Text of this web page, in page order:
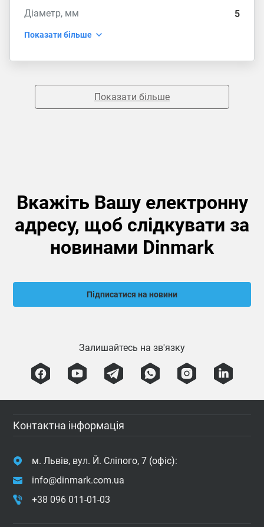
Діаметр, мм
5
Показати більше
Показати більше
Вкажіть Вашу електронну
адресу, щоб слідкувати за
новинами Dinmark
Підписатися на новини
Залишайтесь на зв'язку
Контактна інформація
м. Львів, вул. Й. Сліпого, 7 (офіс):
info@dinmark.com.ua
+38 096 011-01-03